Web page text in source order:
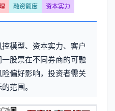
融资额度 资本实力
模型、资本实力、客户
股票在不同券商的可融
偏好影响，投资者需关
范围。